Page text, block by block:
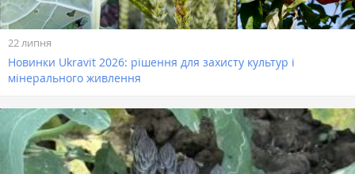
22 липня
Новинки Ukravit 2026: рішення для захисту культур і
мінерального живлення